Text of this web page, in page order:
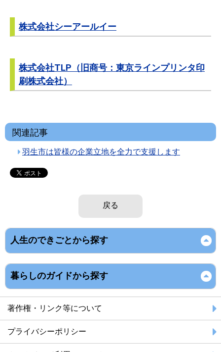
株式会社シーアールイー
株式会社TLP（旧商号：東京ラインプリンタ印
刷株式会社）
関連記事
羽生市は皆様の企業立地を全力で支援します
戻る
人生のできごとから探す
暮らしのガイドから探す
著作権・リンク等について
プライバシーポリシー